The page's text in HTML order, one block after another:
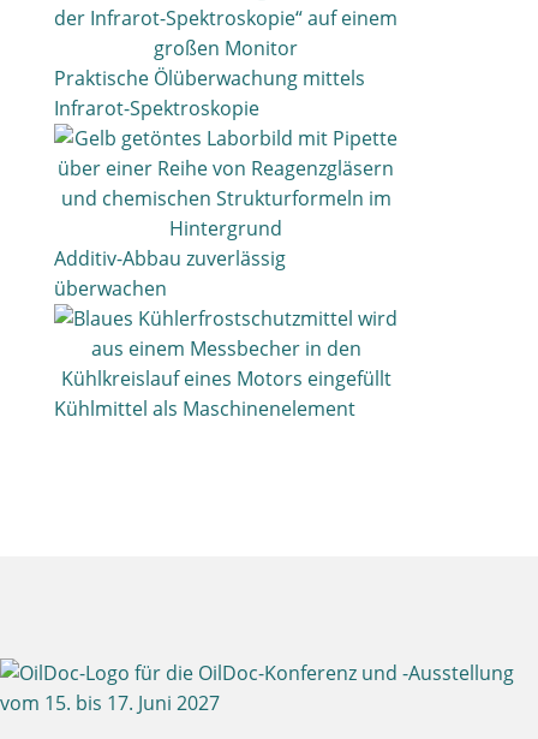
Praktische Ölüberwachung mittels
Infrarot-Spektroskopie
Additiv-Abbau zuverlässig
überwachen
Kühlmittel als Maschinenelement